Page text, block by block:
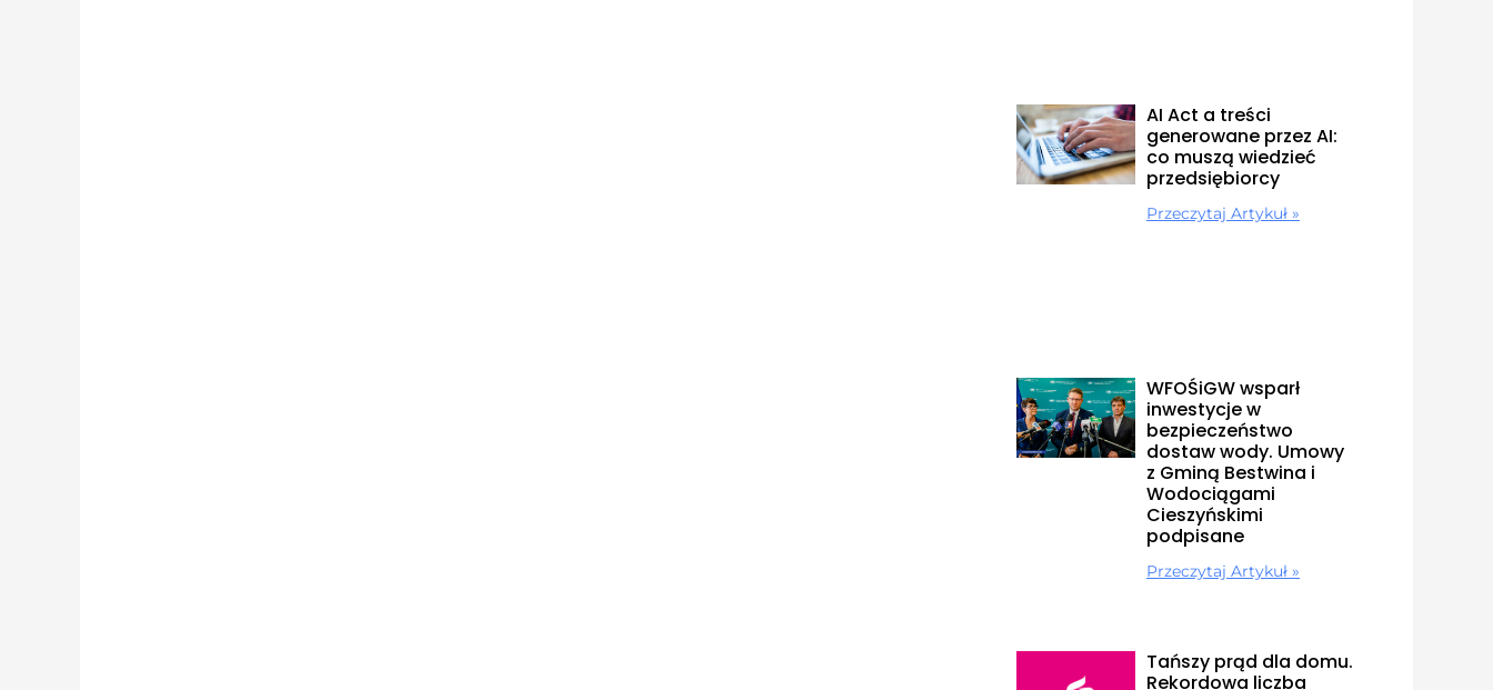
AI Act a treści
generowane przez AI:
co muszą wiedzieć
przedsiębiorcy
Przeczytaj Artykuł »
WFOŚiGW wsparł
inwestycje w
bezpieczeństwo
dostaw wody. Umowy
z Gminą Bestwina i
Wodociągami
Cieszyńskimi
podpisane
Przeczytaj Artykuł »
Tańszy prąd dla domu.
Rekordowa liczba